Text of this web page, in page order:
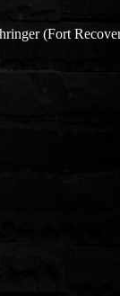
(Fort